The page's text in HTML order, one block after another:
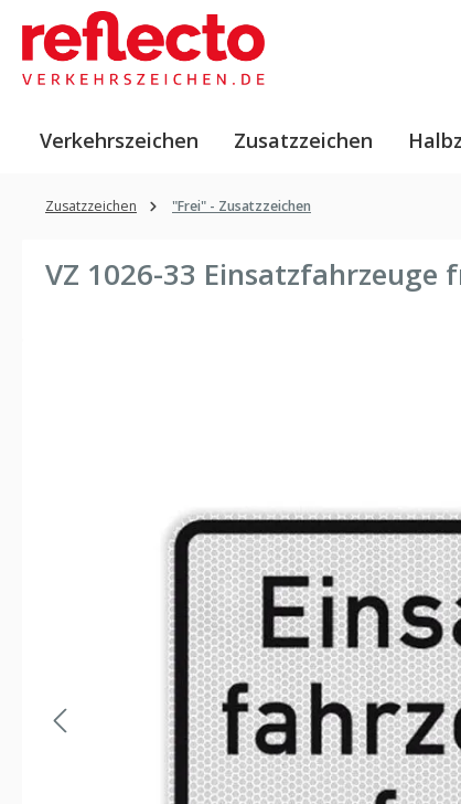
Hauptinhalt springen
Zur Suche springen
Zur Hauptnavigation springen
Verkehrszeichen Zusatzzeichen
Zusatzzeichen "Frei" - Zusatzzeichen
VZ 1026-33 Einsatzfahrzeuge